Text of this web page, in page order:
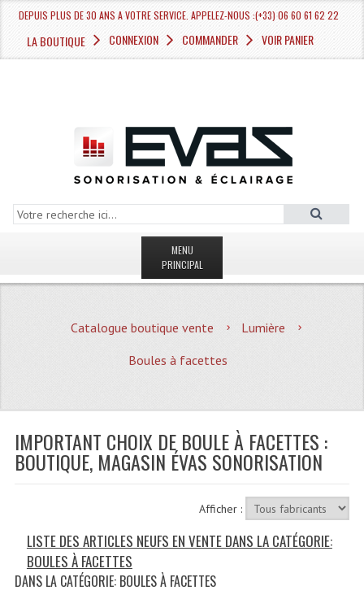
DEPUIS PLUS DE 30 ANS A VOTRE SERVICE. APPELEZ-NOUS :(+33) 06 60 61 62 22
LA BOUTIQUE CONNEXION COMMANDER VOIR PANIER
MENU
PRINCIPAL
MAGASIN
Quoi De Neuf?
Plan Acces, Horaires.
Location De Matériel
Recevoir Nos Promotions
Catalogue boutique vente
Lumière
Boules à facettes
IMPORTANT CHOIX DE BOULE À FACETTES :
BOUTIQUE, MAGASIN ÉVAS SONORISATION
Afficher :
LISTE DES ARTICLES NEUFS EN VENTE DANS LA CATÉGORIE:
BOULES À FACETTES
DANS LA CATÉGORIE: BOULES À FACETTES